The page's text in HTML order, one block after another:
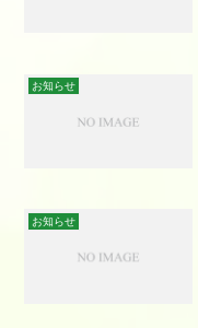
お知らせ
お知らせ